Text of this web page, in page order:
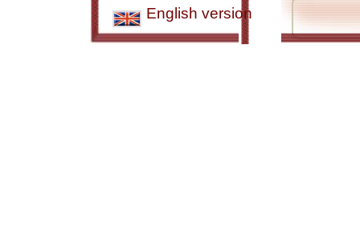
English version